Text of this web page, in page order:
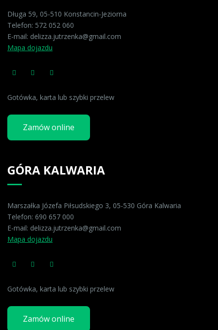
Długa 59, 05-510 Konstancin-Jeziorna
Telefon: 572 052 060
E-mail: delizza.jutrzenka@gmail.com
Mapa dojazdu
Gotówka, karta lub szybki przelew
Zamów online
GÓRA KALWARIA
Marszałka Józefa Piłsudskiego 3, 05-530 Góra Kalwaria
Telefon: 690 657 000
E-mail: delizza.jutrzenka@gmail.com
Mapa dojazdu
Gotówka, karta lub szybki przelew
Zamów online